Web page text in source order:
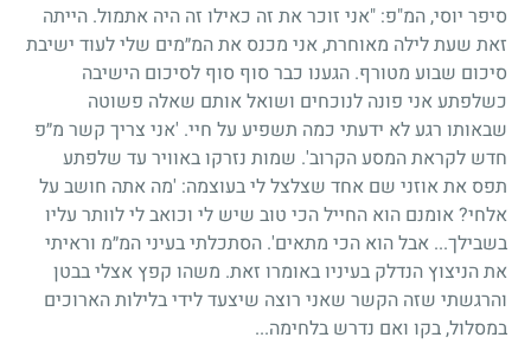
סיפר יוסי, המ"פ: "אני זוכר את זה כאילו זה היה אתמול. הייתה
זאת שעת לילה מאוחרת, אני מכנס את המ״מים שלי לעוד ישיבת
סיכום שבוע מטורף. הגענו כבר סוף סוף לסיכום הישיבה
כשלפתע אני פונה לנוכחים ושואל אותם שאלה פשוטה
שבאותו רגע לא ידעתי כמה תשפיע על חיי. 'אני צריך קשר מ״פ
חדש לקראת המסע הקרוב'. שמות נזרקו באוויר עד שלפתע
תפס את אוזני שם אחד שצלצל לי בעוצמה: 'מה אתה חושב על
אלחי? אומנם הוא החייל הכי טוב שיש לי וכואב לי לוותר עליו
בשבילך... אבל הוא הכי מתאים'. הסתכלתי בעיני המ״מ וראיתי
את הניצוץ הנדלק בעיניו באומרו זאת. משהו קפץ אצלי בבטן
והרגשתי שזה הקשר שאני רוצה שיצעד לידי בלילות הארוכים
במסלול, בקו ואם נדרש בלחימה...